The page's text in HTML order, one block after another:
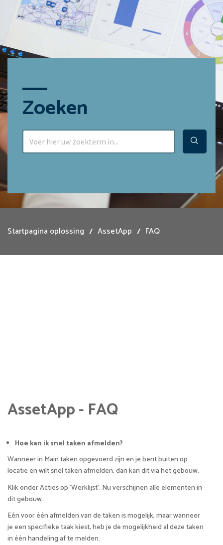
Zoeken
Startpagina oplossing AssetApp FAQ
AssetApp - FAQ
Hoe kan ik snel taken afmelden?
Wanneer in Main taken opgevoerd zijn en je bent buiten op
locatie en wilt snel taken afmelden, dan kan dit via het gebouw.
Klik onder Acties op 'Werklijst'. Nu verschijnen alle elementen in
dit gebouw.
Eén voor één afmelden van de taken is mogelijk, maar wanneer
je een specifieke taak kiest, heb je de mogelijkheid al deze taken
in één handeling af te melden.